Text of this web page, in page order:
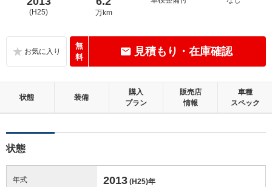
(H25) 万km
無
料
見積もり・在庫確認
状態 装備
購入
プラン
販売店
情報
車種
スペック
状態
年式 2013 (H25)年